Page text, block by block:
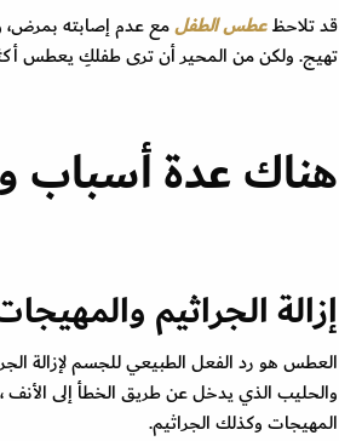
قد تلاحظعطس الطفلمع عدم إصابته بمرض،
تهيج. ولكن من المحير أن ترى طفلكِ يعطس أكثر
هناك عدة أسباب
إزالة الجراثيم
العطس هو رد الفعل الطبيعي للجسم لإزالة
والحليب الذي يدخل عن طريق الخطأ إلى
المهيجات وكذلك الجراثيم.